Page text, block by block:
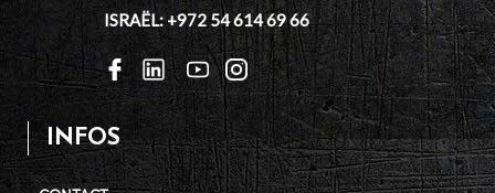
ISRAËL: +972 54 614 69 66
INFOS